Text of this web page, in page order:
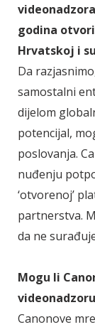
godina
Hrvatskoj i
Da
samostalni
dijelom
potencijal,
poslovanja.
nuđenju
‘otvorenoj’
partnerstva.
da ne
Mogu li
Canonove